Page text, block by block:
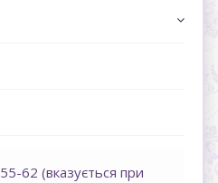
55-62 (вказується при